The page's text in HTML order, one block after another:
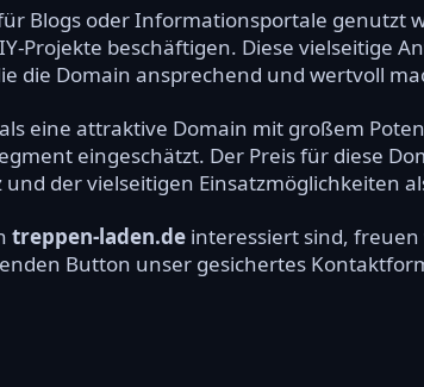
Blogs oder Informationsportale genutzt
Projekte beschäftigen. Diese vielseitige
die Domain ansprechend und wertvoll
eine attraktive Domain mit großem
eingeschätzt. Der Preis für diese
der vielseitigen Einsatzmöglichkeiten
treppen-laden.de interessiert sind,
Button unser gesichertes